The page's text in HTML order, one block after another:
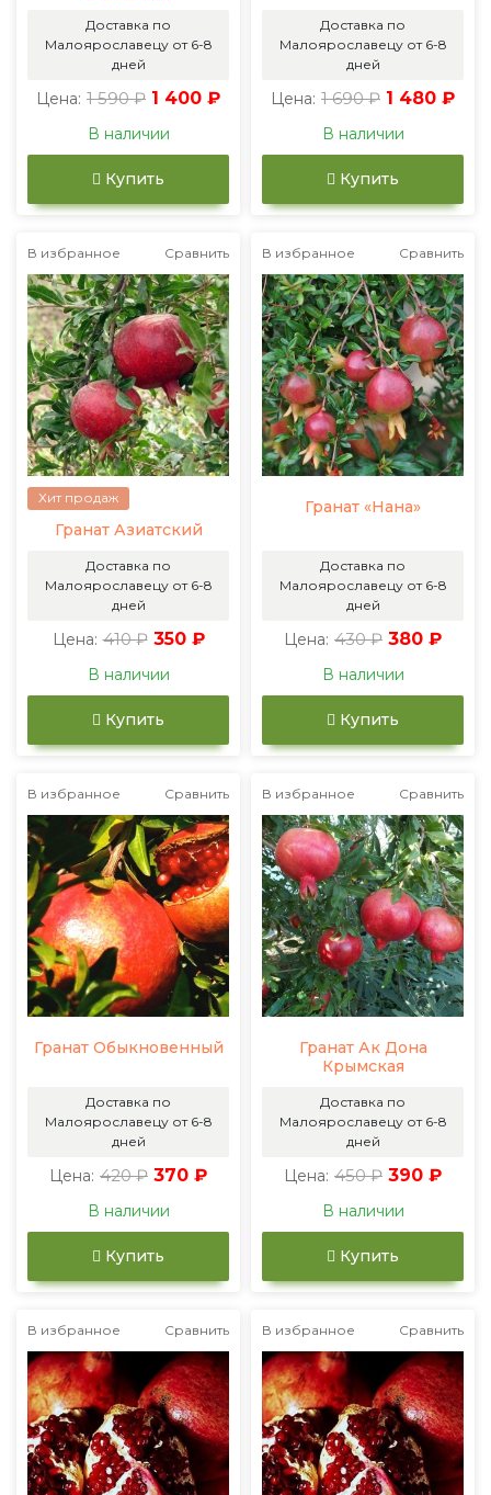
Доставка по
Малоярославецу от 6-8
дней
Цена: 1 590 ₽ 1 400 ₽
В наличии
Купить
Доставка по
Малоярославецу от 6-8
дней
Цена: 1 690 ₽ 1 480 ₽
В наличии
Купить
В избранное Сравнить
Хит продаж
Гранат Азиатский
Доставка по
Малоярославецу от 6-8
дней
Цена: 410 ₽ 350 ₽
В наличии
Купить
В избранное Сравнить
Гранат «Нана»
Доставка по
Малоярославецу от 6-8
дней
Цена: 430 ₽ 380 ₽
В наличии
Купить
В избранное Сравнить
Гранат Обыкновенный
Доставка по
Малоярославецу от 6-8
дней
Цена: 420 ₽ 370 ₽
В наличии
Купить
В избранное Сравнить
Гранат Ак Дона
Крымская
Доставка по
Малоярославецу от 6-8
дней
Цена: 450 ₽ 390 ₽
В наличии
Купить
В избранное Сравнить В избранное Сравнить